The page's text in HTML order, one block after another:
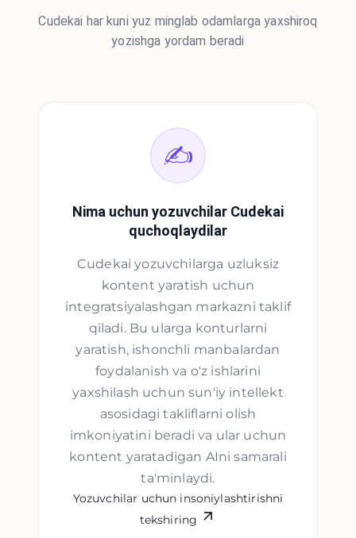
Cudekai har kuni yuz minglab odamlarga yaxshiroq
yozishga yordam beradi
✍️
Nima uchun yozuvchilar Cudekai
quchoqlaydilar
Cudekai yozuvchilarga uzluksiz
kontent yaratish uchun
integratsiyalashgan markazni taklif
qiladi. Bu ularga konturlarni
yaratish, ishonchli manbalardan
foydalanish va o'z ishlarini
yaxshilash uchun sun'iy intellekt
asosidagi takliflarni olish
imkoniyatini beradi va ular uchun
kontent yaratadigan AIni samarali
ta'minlaydi.
Yozuvchilar uchun insoniylashtirishni
tekshiring